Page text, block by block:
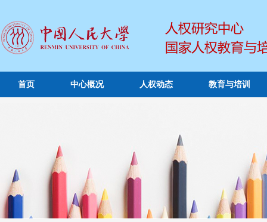
首页 中心概况 人权动态 教育与培训